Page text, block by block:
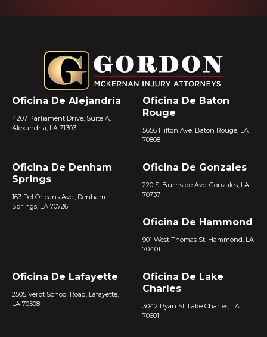
Oficina De Alejandría
4207 Parliament Drive, Suite A,
Alexandria, LA 71303
Oficina De Baton
Rouge
5656 Hilton Ave. Baton Rouge, LA
70808
Oficina De Denham
Springs
163 Del Orleans Ave., Denham
Springs, LA 70726
Oficina De Gonzales
220 S. Burnside Ave. Gonzales, LA
70737
Oficina De Hammond
901 West Thomas St. Hammond, LA
70401
Oficina De Lafayette
2505 Verot School Road, Lafayette,
LA 70508
Oficina De Lake
Charles
3042 Ryan St. Lake Charles, LA
70601